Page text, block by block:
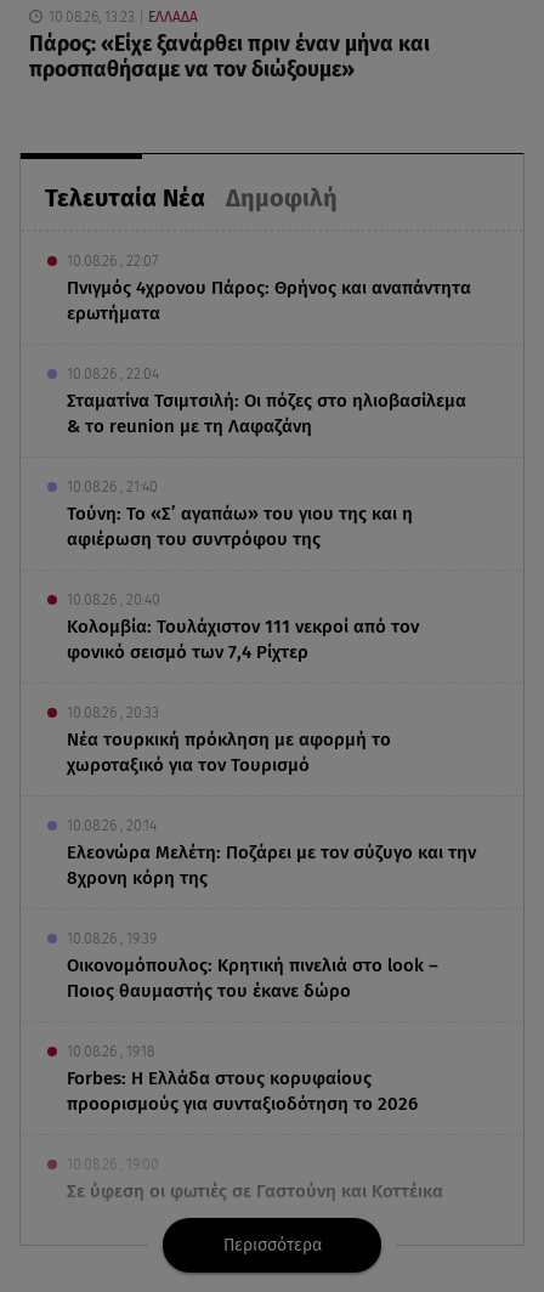
Τελευταία Νέα Δημοφιλή
10.08.26 , 22:07
Πνιγμός 4χρονου Πάρος: Θρήνος και αναπάντητα
ερωτήματα
10.08.26 , 22:04
Σταματίνα Τσιμτσιλή: Οι πόζες στο ηλιοβασίλεμα
& το reunion με τη Λαφαζάνη
10.08.26 , 21:40
Τούνη: Το «Σ’ αγαπάω» του γιου της και η
αφιέρωση του συντρόφου της
10.08.26 , 20:40
Κολομβία: Τουλάχιστον 111 νεκροί από τον
φονικό σεισμό των 7,4 Ρίχτερ
10.08.26 , 20:33
Νέα τουρκική πρόκληση με αφορμή το
χωροταξικό για τον Τουρισμό
10.08.26 , 20:14
Ελεονώρα Μελέτη: Ποζάρει με τον σύζυγο και την
8χρονη κόρη της
10.08.26 , 19:39
Οικονομόπουλος: Κρητική πινελιά στο look –
Ποιος θαυμαστής του έκανε δώρο
10.08.26 , 19:18
Forbes: Η Ελλάδα στους κορυφαίους
προορισμούς για συνταξιοδότηση το 2026
10.08.26 , 19:00
Σε ύφεση οι φωτιές σε Γαστούνη και Κοττέικα
Περισσότερα
10.08.26, 13:23 ΕΛΛΑΔΑ
Πάρος: «Είχε ξανάρθει πριν έναν μήνα και
προσπαθήσαμε να τον διώξουμε»